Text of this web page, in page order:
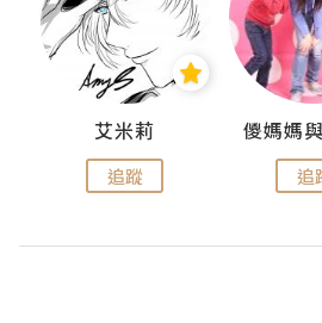
艾米莉
追蹤 追